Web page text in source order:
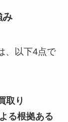
み
、以下4点で
取り
る根拠ある